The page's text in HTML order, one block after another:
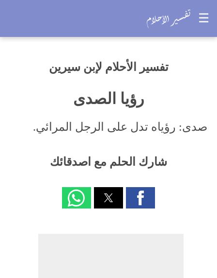
☰
تفسير الأحلام لإبن سيرين
رؤيا الصدى
صدى: رؤياه تدل على الرجل المرائي.
شارك الحلم مع اصدقائك